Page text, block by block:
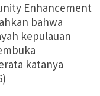
Enhancement
bahwa
kepulauan
katanya